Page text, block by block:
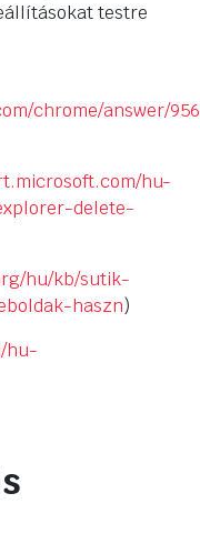
testre
chrome/answer/
hu-
delete-
hu/kb/sutik-
haszn)
hu-